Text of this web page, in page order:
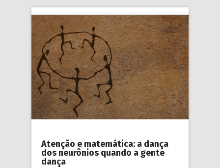
Atenção e matemática: a dança
dos neurônios quando a gente
dança